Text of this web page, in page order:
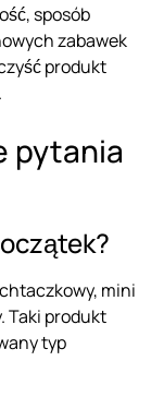
sposób
zabawek
produkt
.
pytania
mini
Taki produkt
typ